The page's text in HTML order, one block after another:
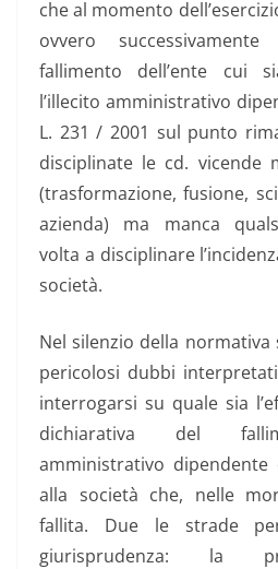
che al momento
ovvero
fallimento dell’ente cui
l’illecito amministrativo
L. 231 / 2001 sul punto
disciplinate le cd. vicende
(trasformazione, fusione,
azienda) ma manca
volta a disciplinare
società.
Nel silenzio della
pericolosi dubbi
interrogarsi su quale sia
dichiarativa del
amministrativo
alla società che, nelle
fallita. Due le strade
giurisprudenza: la